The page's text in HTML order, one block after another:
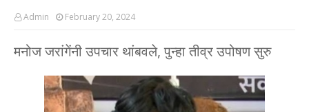
Admin February 20, 2024
मनोज जरांगेंनी उपचार थांबवले, पुन्हा तीव्र उपोषण सुरु